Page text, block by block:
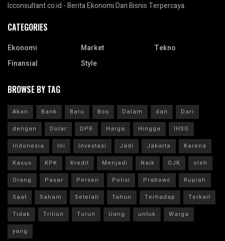
Icconsultant.co.id - Berita Ekonomi Dan Bisnis Terpercaya.
CATEGORIES
Ekonomi
Finansial
Market
Style
Tekno
BROWSE BY TAG
Akan Bank Baru Bos Dalam dan
Dari
dengan
Dolar DPR Harga Hingga
IHSG
Indonesia
Ini Investasi Jadi Jakarta
Karena
Kasus
KPK Kredit Menjadi Naik OJK
oleh
Orang
Pasar Persen Polisi Prabowo
Rupiah
Saat
Saham Setelah Tahun Terhadap
Terkait
Tidak
Triliun Turun Uang untuk
Warga
yang